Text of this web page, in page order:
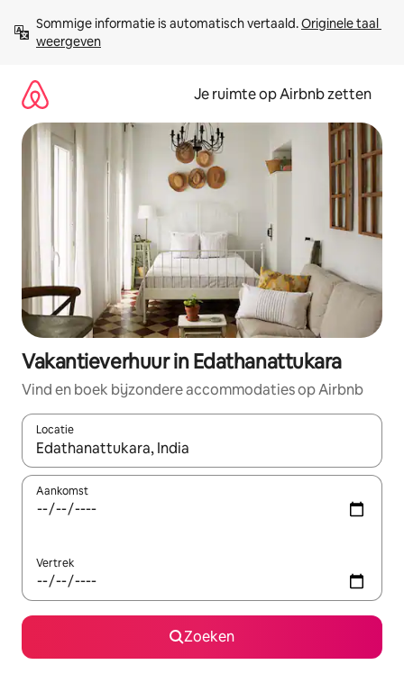
direct
naar
Sommige informatie is automatisch vertaald. Originele taal
weergeven
Je ruimte op Airbnb zetten
Vakantieverhuur in Edathanattukara
Vind en boek bijzondere accommodaties op Airbnb
Locatie
Wanneer er suggesties beschikbaar zijn, maak je een keuze
Aankomst
Vertrek
Zoeken